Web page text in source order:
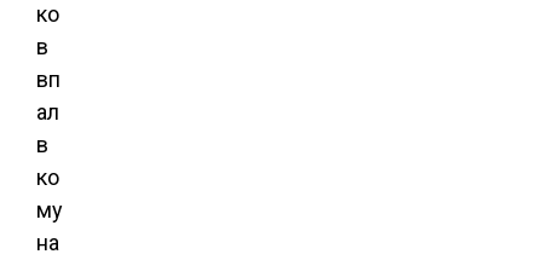
ко
в
вп
ал
в
ко
му
на